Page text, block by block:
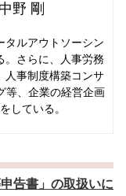
野 剛
タルアウトソーシン
。さらに、人事労務
人事制度構築コンサ
等、企業の経営企画
している。
告書」の取扱いに